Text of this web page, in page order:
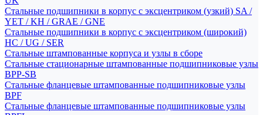
Стальные подшипники в корпус с эксцентриком (узкий) SA /
YET / KH / GRAE / GNE
Стальные подшипники в корпус с эксцентриком (широкий)
HC / UG / SER
Стальные штампованные корпуса и узлы в сборе
Стальные стационарные штампованные подшипниковые узлы
BPP-SB
Стальные фланцевые штампованные подшипниковые узлы
BPF
Стальные фланцевые штампованные подшипниковые узлы